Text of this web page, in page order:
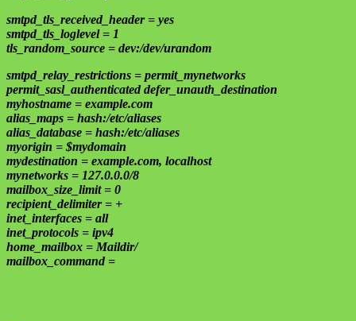
smtpd_tls_received_header = yes
smtpd_tls_loglevel = 1
tls_random_source = dev:/dev/urandom
smtpd_relay_restrictions = permit_mynetworks
permit_sasl_authenticated defer_unauth_destination
myhostname = example.com
alias_maps = hash:/etc/aliases
alias_database = hash:/etc/aliases
myorigin = $mydomain
mydestination = example.com, localhost
mynetworks = 127.0.0.0/8
mailbox_size_limit = 0
recipient_delimiter = +
inet_interfaces = all
inet_protocols = ipv4
home_mailbox = Maildir/
mailbox_command =